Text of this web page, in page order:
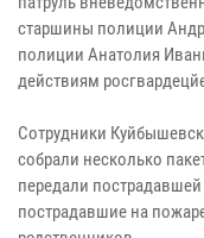
старшины полиции
полиции Анатолия
действиям
Сотрудники
собрали несколько
передали
пострадавшие на